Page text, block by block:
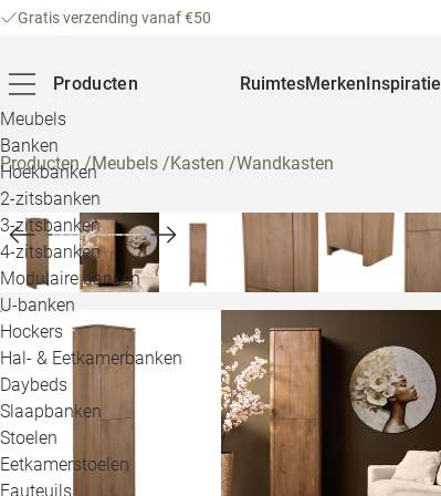
Gratis verzending vanaf €50
Producten
Meubels
Banken
Hoekbanken
2-zitsbanken
3-zitsbanken
4-zitsbanken
Modulaire banken
U-banken
Hockers
Hal- & Eetkamerbanken
Daybeds
Slaapbanken
Stoelen
Eetkamerstoelen
Fauteuils
RuimtesMerkenInspiratie
Producten/Meubels /Kasten /Wandkasten